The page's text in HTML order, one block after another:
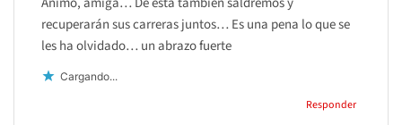
recuperarán sus carreras juntos… Es una pena lo que se
les ha olvidado… un abrazo fuerte
Cargando...
Responder